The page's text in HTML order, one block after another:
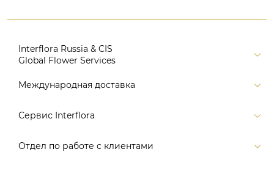
Interflora Russia & CIS
Global Flower Services
Версия для печати
Поиск
Международная доставка
Россия
Европа
Сервис Interflora
Заказ и оплата
Отдел по работе с клиентами